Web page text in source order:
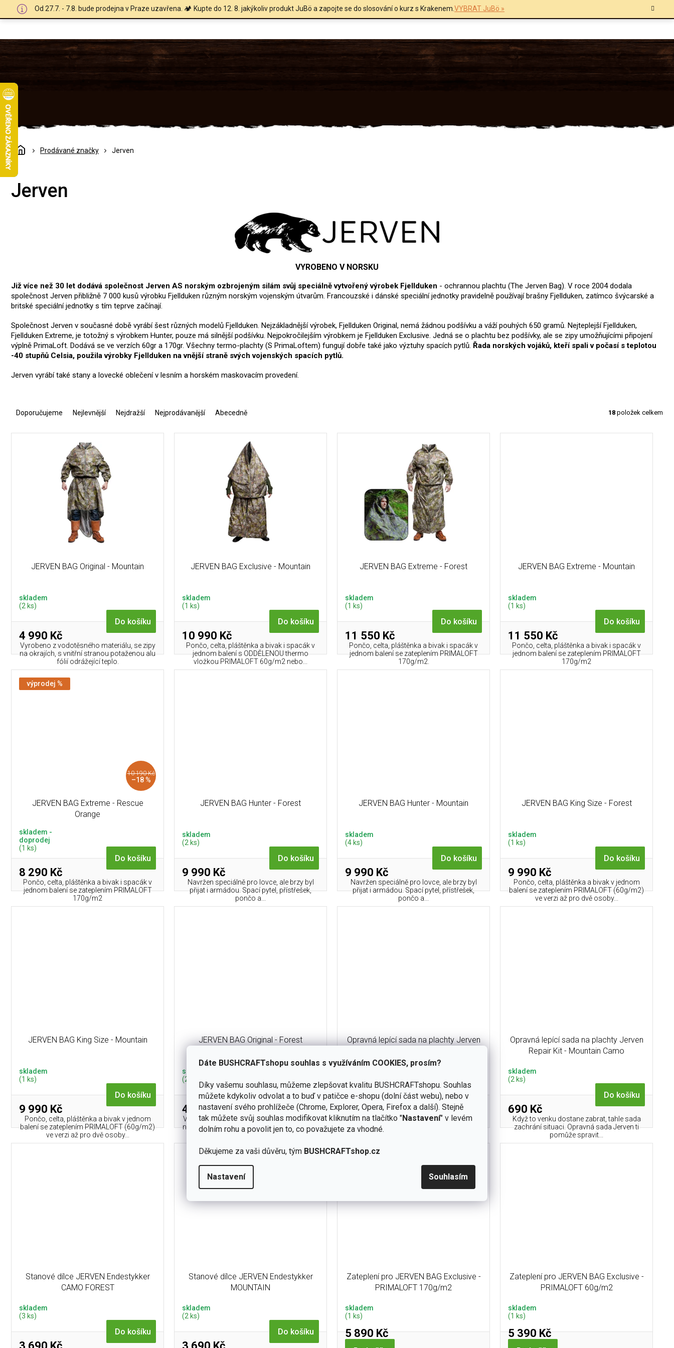
Dáte BUSHCRAFTshopu souhlas s využíváním COOKIES, prosím?
Díky vašemu souhlasu, můžeme zlepšovat kvalitu BUSHCRAFTshopu. Souhlas
můžete kdykoliv odvolat a to buď v patičce e-shopu (dolní část webu), nebo v
nastavení svého prohlížeče (Chrome, Explorer, Opera, Firefox a další). Stejně
tak můžete svůj souhlas modifikovat kliknutím na tlačítko "Nastavení" v levém
dolním rohu a povolit jen to, co považujete za vhodné.
Děkujeme za vaši důvěru, tým BUSHCRAFTshop.cz
Nastavení Souhlasím
Od 27.7. - 7.8. bude prodejna v Praze uzavřena. 🏕️ Kupte do 12. 8. jakýkoliv produkt JuBö a zapojte se do slosování o kurz s Krakenem.VYBRAT JuBö »
DomůProdávané značky Jerven
Jerven
VYROBENO V NORSKU
Již více než 30 let dodává společnost Jerven AS norským ozbrojeným silám svůj speciálně vytvořený výrobek Fjellduken - ochrannou plachtu (The Jerven Bag). V roce 2004 dodala
společnost Jerven přibližně 7 000 kusů výrobku Fjellduken různým norským vojenským útvarům. Francouzské i dánské speciální jednotky pravidelně používají brašny Fjellduken, zatímco švýcarské a
britské speciální jednotky s tím teprve začínají.
Společnost Jerven v současné době vyrábí šest různých modelů Fjellduken. Nejzákladnější výrobek, Fjellduken Original, nemá žádnou podšívku a váží pouhých 650 gramů. Nejteplejší Fjellduken,
Fjellduken Extreme, je totožný s výrobkem Hunter, pouze má silnější podšívku. Nejpokročilejším výrobkem je Fjellduken Exclusive. Jedná se o plachtu bez podšívky, ale se zipy umožňujícími připojení
výplně PrimaLoft. Dodává se ve verzích 60gr a 170gr. Všechny termo-plachty (S PrimaLoftem) fungují dobře také jako výztuhy spacích pytlů. Řada norských vojáků, kteří spali v počasí s teplotou
-40 stupňů Celsia, použila výrobky Fjellduken na vnější straně svých vojenských spacích pytlů.
Jerven vyrábí také stany a lovecké oblečení v lesním a horském maskovacím provedení.
e
Doporučujeme Nejlevnější Nejdražší Nejprodávanější Abecedně 18 položek celkem
JERVEN BAG Original - Mountain
skladem
(2 ks)
4 990 Kč
Do košíku
Vyrobeno z vodotěsného materiálu, se zipy
na okrajích, s vnitřní stranou potaženou alu
fólií odrážející teplo.
JERVEN BAG Exclusive - Mountain
skladem
(1 ks)
10 990 Kč
Do košíku
Pončo, celta, pláštěnka a bivak i spacák v
jednom balení s ODDĚLENOU thermo
vložkou PRIMALOFT 60g/m2 nebo...
JERVEN BAG Extreme - Forest
skladem
(1 ks)
11 550 Kč
Do košíku
Pončo, celta, pláštěnka a bivak i spacák v
jednom balení se zateplením PRIMALOFT
170g/m2.
JERVEN BAG Extreme - Mountain
skladem
(1 ks)
11 550 Kč
Do košíku
Pončo, celta, pláštěnka a bivak i spacák v
jednom balení se zateplením PRIMALOFT
170g/m2
výprodej %
10 190 Kč
–18 %
JERVEN BAG Extreme - Rescue
Orange
skladem -
doprodej
(1 ks)
8 290 Kč
Do košíku
Pončo, celta, pláštěnka a bivak i spacák v
jednom balení se zateplením PRIMALOFT
170g/m2
JERVEN BAG Hunter - Forest
skladem
(2 ks)
9 990 Kč
Do košíku
Navržen speciálně pro lovce, ale brzy byl
přijat i armádou. Spací pytel, přístřešek,
pončo a...
JERVEN BAG Hunter - Mountain
skladem
(4 ks)
9 990 Kč
Do košíku
Navržen speciálně pro lovce, ale brzy byl
přijat i armádou. Spací pytel, přístřešek,
pončo a...
JERVEN BAG King Size - Forest
skladem
(1 ks)
9 990 Kč
Do košíku
Pončo, celta, pláštěnka a bivak v jednom
balení se zateplením PRIMALOFT (60g/m2)
ve verzi až pro dvě osoby...
JERVEN BAG King Size - Mountain
skladem
(1 ks)
9 990 Kč
Do košíku
Pončo, celta, pláštěnka a bivak v jednom
balení se zateplením PRIMALOFT (60g/m2)
ve verzi až pro dvě osoby...
JERVEN BAG Original - Forest
skladem
(2 ks)
4 990 Kč
Do košíku
Vyrobeno z vodotěsného materiálu, se zipy
na okrajích, s vnitřní stranou potaženou alu
fólií odrážející teplo.
Opravná lepící sada na plachty Jerven
690 Kč
Do košíku
Když to venku dostane zabrat, tahle sada
zachrání situaci. Opravná sada Jerven ti
Opravná lepící sada na plachty Jerven
Repair Kit - Mountain Camo
skladem
(2 ks)
690 Kč
Do košíku
Když to venku dostane zabrat, tahle sada
zachrání situaci. Opravná sada Jerven ti
pomůže spravit...
Stanové dílce JERVEN Endestykker
CAMO FOREST
skladem
(3 ks)
Do košíku
Stanové dílce JERVEN Endestykker
MOUNTAIN
skladem
(2 ks)
Do košíku
Zateplení pro JERVEN BAG Exclusive -
PRIMALOFT 170g/m2
skladem
(1 ks)
5 890 Kč
Zateplení pro JERVEN BAG Exclusive -
PRIMALOFT 60g/m2
skladem
(1 ks)
5 390 Kč